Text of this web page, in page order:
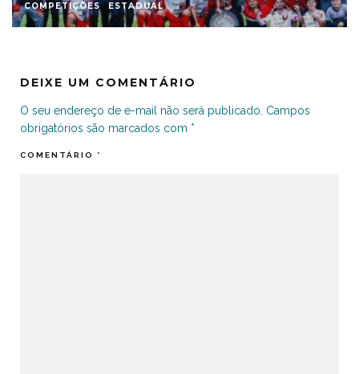
COMPETIÇÕES ESTADUAL
DEIXE UM COMENTÁRIO
O seu endereço de e-mail não será publicado. Campos
obrigatórios são marcados com *
COMENTÁRIO *